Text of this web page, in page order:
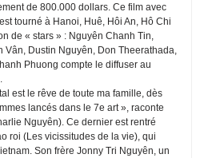
de 800.000 dollars. Ce film avec
tourné à Hanoi, Huê, Hôi An, Hô Chi
de « stars » : Nguyên Chanh Tin,
Dustin Nguyên, Don Theerathada,
Phuong compte le diffuser au
est le rêve de toute ma famille, dès
lancés dans le 7e art », raconte
Nguyên). Ce dernier est rentré
roi (Les vicissitudes de la vie), qui
Son frère Jonny Tri Nguyên, un